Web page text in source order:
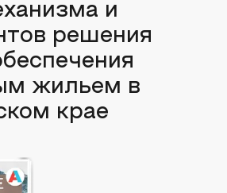
и
решения
жильем в
крае